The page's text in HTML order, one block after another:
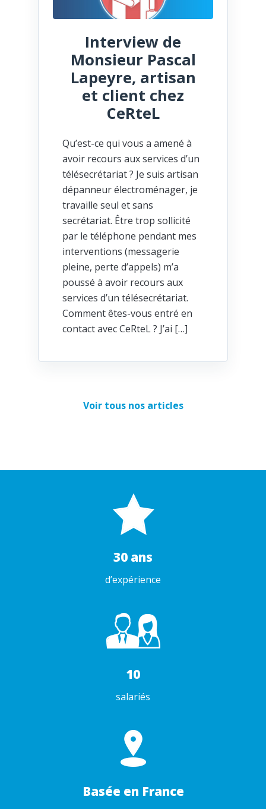
Interview de
Monsieur Pascal
Lapeyre, artisan
et client chez
CeRteL
Qu’est-ce qui vous a amené à
avoir recours aux services d’un
télésecrétariat ? Je suis artisan
dépanneur électroménager, je
travaille seul et sans
secrétariat. Être trop sollicité
par le téléphone pendant mes
interventions (messagerie
pleine, perte d’appels) m’a
poussé à avoir recours aux
services d’un télésecrétariat.
Comment êtes-vous entré en
contact avec CeRteL ? J’ai […]
Voir tous nos articles
30 ans
d’expérience
10
salariés
Basée en France